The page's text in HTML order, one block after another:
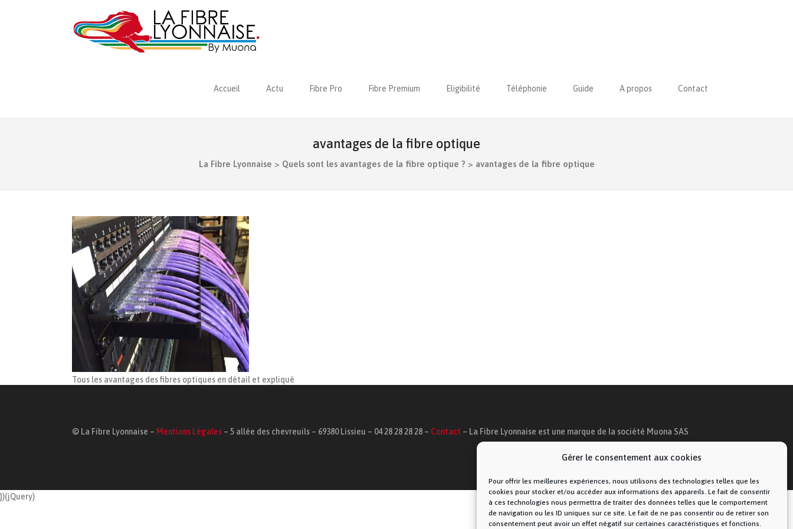
Gérer le consentement aux cookies
Pour offrir les meilleures expériences, nous utilisons des technologies telles que les
cookies pour stocker et/ou accéder aux informations des appareils. Le fait de consentir
à ces technologies nous permettra de traiter des données telles que le comportement
de navigation ou les ID uniques sur ce site. Le fait de ne pas consentir ou de retirer son
consentement peut avoir un effet négatif sur certaines caractéristiques et fonctions.
Accueil Actu Fibre Pro Fibre Premium Eligibilité Téléphonie Guide A propos Contact
avantages de la fibre optique
La Fibre Lyonnaise > Quels sont les avantages de la fibre optique ? > avantages de la fibre optique
Tous les avantages des fibres optiques en détail et expliqué
© La Fibre Lyonnaise – Mentions Légales – 5 allée des chevreuils – 69380 Lissieu – 04 28 28 28 28 – Contact – La Fibre Lyonnaise est une marque de la société Muona SAS
})(jQuery)